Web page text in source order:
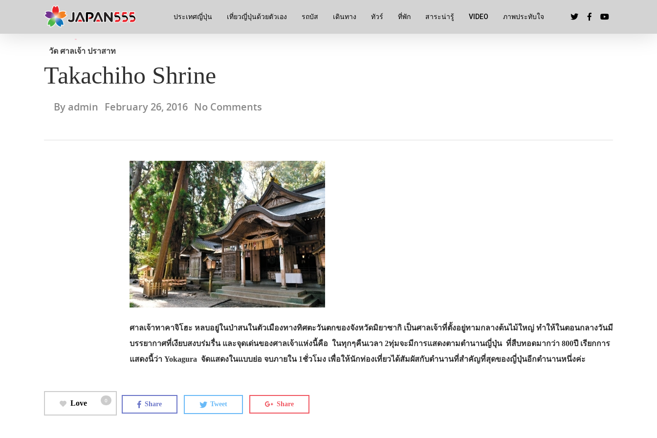
ประเทศญี่ปุ่น เที่ยวญี่ปุ่นด้วยตัวเอง รถบัส เดินทาง ทัวร์ ที่พัก สาระน่ารู้ VIDEO ภาพประทับใจ
วัด ศาลเจ้า ปราสาท
Takachiho Shrine
By admin February 26, 2016 No Comments
ศาลเจ้าทาคาจิโฮะ หลบอยู่ในป่าสนในตัวเมืองทางทิศตะวันตกของจังหวัดมิยาซากิ เป็นศาลเจ้าที่ตั้งอยู่ทามกลางต้นไม้ใหญ่ ทำให้ในตอนกลางวันมี
บรรยากาศที่เงียบสงบร่มรื่น และจุดเด่นของศาลเจ้าแห่งนี้คือ ในทุกๆคืนเวลา 2ทุ่มจะมีการแสดงตามตำนานญี่ปุ่น ที่สืบทอดมากว่า 800ปี เรียกการ
แสดงนี้ว่า Yokagura จัดแสดงในแบบย่อ จบภายใน 1ชั่วโมง เพื่อให้นักท่องเที่ยวได้สัมผัสกับตำนานที่สำคัญที่สุดของญี่ปุ่นอีกตำนานหนึ่งค่ะ
Love 0 Share Tweet Share